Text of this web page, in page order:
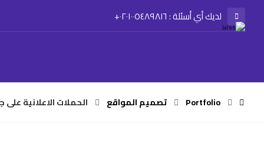
لديك أي أسئلة : ٠٢٠١٠٠٥٤٨٩٨١٦+
Portfolio تصميم المواقع الحملات الاعلانية